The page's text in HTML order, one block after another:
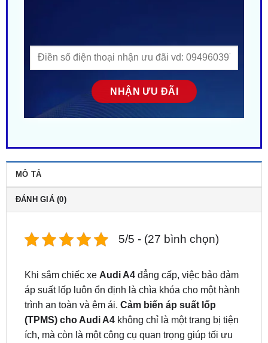
ĐÁNH GIÁ (0)
Khi sắm chiếc xeAudi A4 đẳng cấp, việc bảo đảm
trình an toàn và êm ái.Cảm biến áp suất lốp
(TPMS) cho Audi A4không chỉ là một trang bị tiện
ích, mà còn là một công cụ quan trọng giúp tối ưu
hóa hiệu suất lái và tiết kiệm nhiên liệu trên mọi
cung đường.